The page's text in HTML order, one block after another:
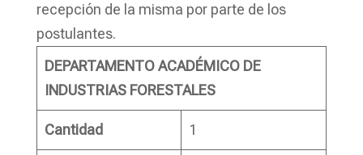
recepción de la misma por parte de los
postulantes.
DEPARTAMENTO ACADÉMICO DE
INDUSTRIAS FORESTALES
Cantidad 1